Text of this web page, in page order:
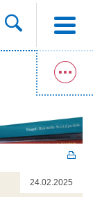
24.02.2025